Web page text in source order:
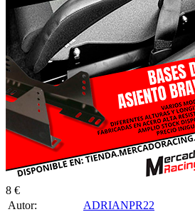
8 €
Autor:
ADRIANPR22